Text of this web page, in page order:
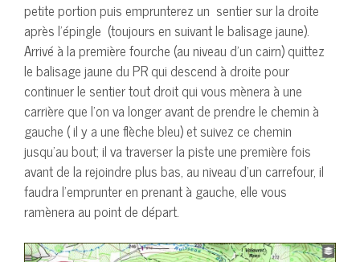
petite portion puis emprunterez un sentier sur la droite
après l’épingle (toujours en suivant le balisage jaune).
Arrivé à la première fourche (au niveau d’un cairn) quittez
le balisage jaune du PR qui descend à droite pour
continuer le sentier tout droit qui vous mènera à une
carrière que l’on va longer avant de prendre le chemin à
gauche ( il y a une flèche bleu) et suivez ce chemin
jusqu’au bout; il va traverser la piste une première fois
avant de la rejoindre plus bas, au niveau d’un carrefour, il
faudra l’emprunter en prenant à gauche, elle vous
ramènera au point de départ.